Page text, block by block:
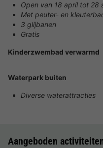
Open van 18 april tot 28
Met peuter- en
3 glijbanen
Gratis
Kinderzwembad verwarmd
Waterpark buiten
Diverse waterattracties
Aangeboden